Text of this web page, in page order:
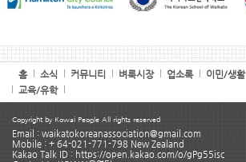
홈 소식 커뮤니티 벼룩시장 업소록 이민/생활
교육/유학
Copyright by Kowai People All rights reserved
Email : waikatokoreanassociation@gmail.com
Mobile : + 64-021-771-798 New Zealand
Kakao Talk ID : https://open.kakao.com/o/gPg55isc